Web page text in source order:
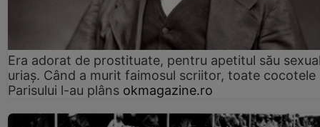
Era adorat de prostituate, pentru apetitul său
uriaș. Când a murit faimosul scriitor, toate cocotele
Parisului l-au plâns okmagazine.ro